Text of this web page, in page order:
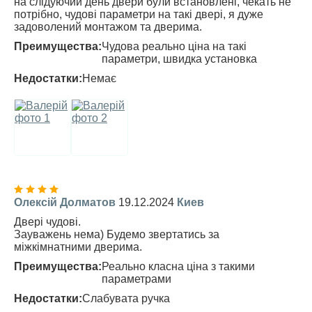
потрібно, чудові параметри на такі двері, я дуже
задоволений монтажом та дверима.
Преимущества:Чудова реально ціна на такі
параметри, швидка установка
Недостатки:Немає
Олексій Долматов 19.12.2024 Киев
Двері чудові.
Зауважень нема) Будемо звертатись за
міжкімнатними дверима.
Преимущества:Реально класна ціна з такими
параметрами
Недостатки:Слабувата ручка